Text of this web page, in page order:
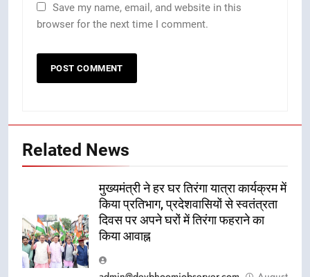
Save my name, email, and website in this
browser for the next time I comment.
Related News
मुख्यमंत्री ने हर घर तिरंगा यात्रा कार्यक्रम में
किया प्रतिभाग, प्रदेशवासियों से स्वतंत्रता
दिवस पर अपने घरों में तिरंगा फहराने का
किया आवाह्न